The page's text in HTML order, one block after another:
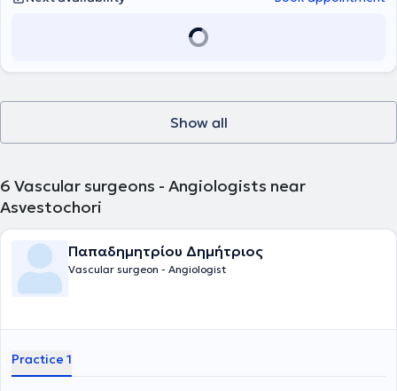
unpaid Clinical Lecturer by St George’s University of London. Upon
the University General Hospital of Patras. He is a PhD candidate at
the authorship of scientific articles, and presentations at vascular
Show all
6 Vascular surgeons - Angiologists near
Asvestochori
Παπαδημητρίου Δημήτριος
Vascular surgeon - Angiologist
Practice 1